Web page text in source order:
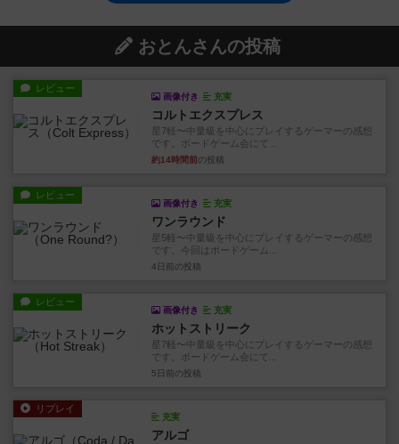
おとんさんの投稿
レビュー
画像付き 充実
コルトエクスプレス
星7軽〜中量級を中心にプレイするゲーマーの感想
です。ボードゲーム会にて...
約14時間前の投稿
レビュー
画像付き 充実
ワンラウンド
星5軽〜中量級を中心にプレイするゲーマーの感想
です。今回はボードゲーム...
4日前 の投稿
レビュー
画像付き 充実
ホットストリーク
星7軽〜中量級を中心にプレイするゲーマーの感想
です。ボードゲーム会にて...
5日前 の投稿
リプレイ
充実
アルゴ